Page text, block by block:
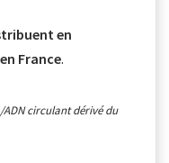
en
France.
ADN circulant dérivé du